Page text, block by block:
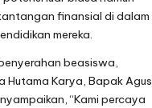
finansial di dalam
mereka.
beasiswa,
Hutama Karya, Bapak Agus
“Kami percaya